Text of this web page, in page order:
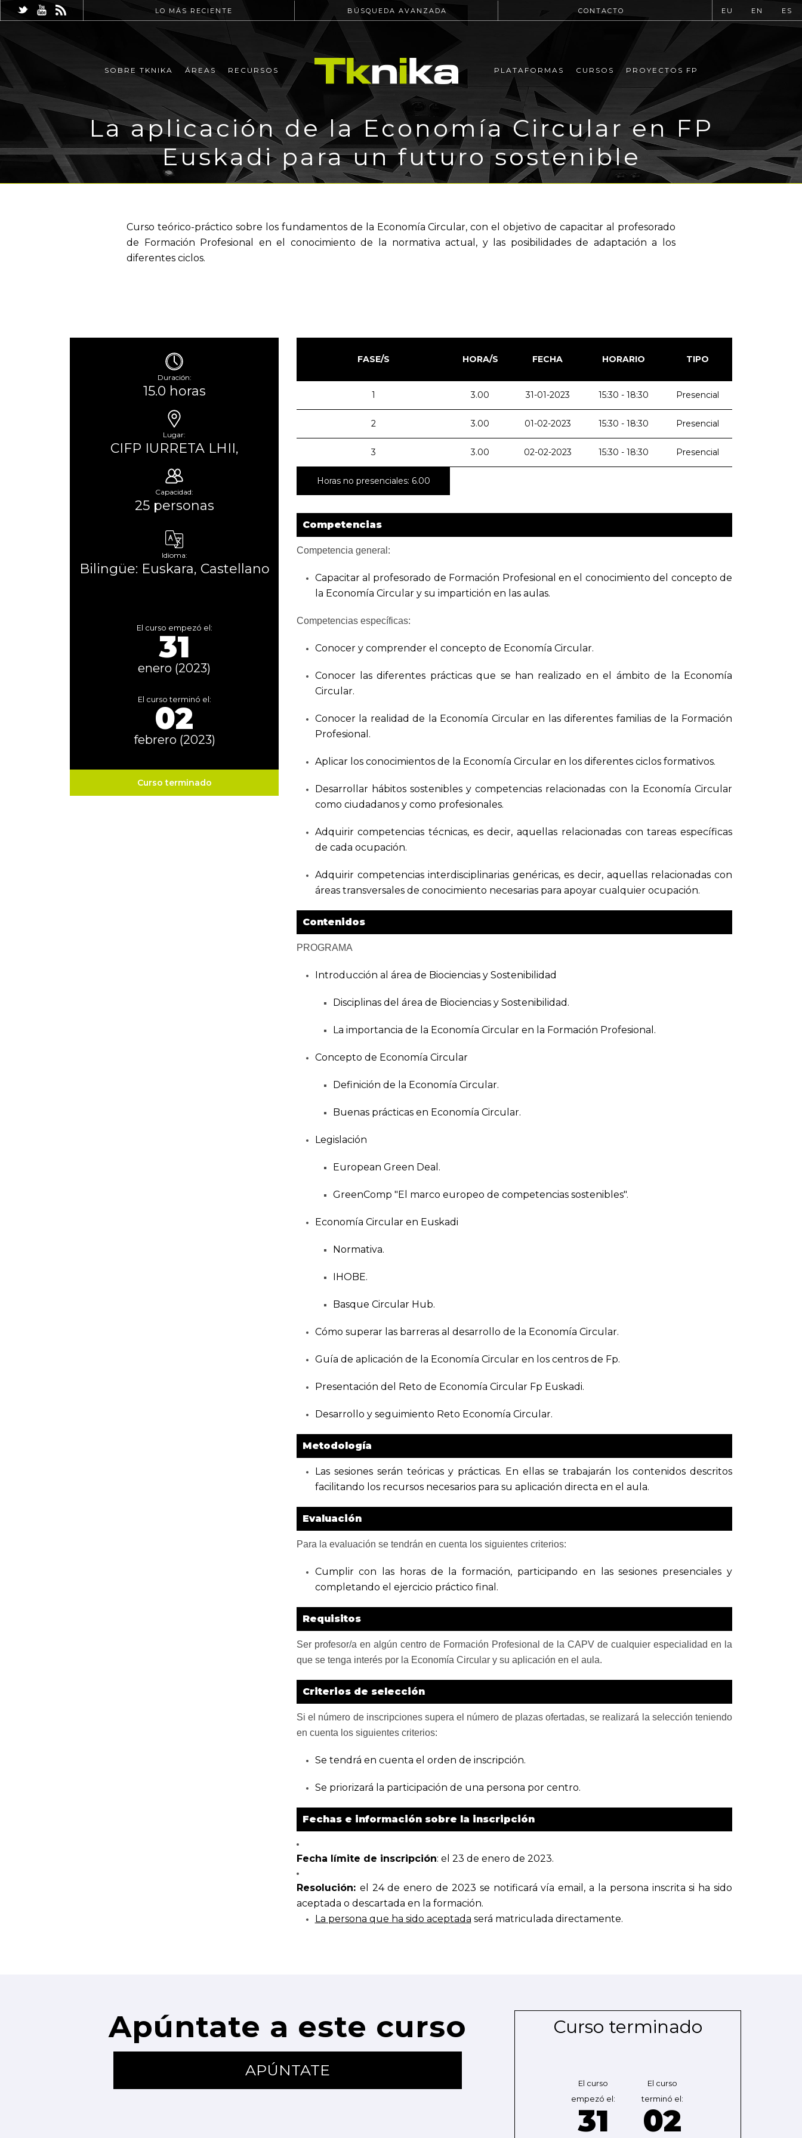
LO MÁS RECIENTE BÚSQUEDA AVANZADA CONTACTO EU EN ES
SOBRE TKNIKA ÁREAS RECURSOS PLATAFORMAS CURSOS PROYECTOS FP
La aplicación de la Economía Circular en FP
Euskadi para un futuro sostenible
Curso teórico-práctico sobre los fundamentos de la Economía Circular, con el objetivo de capacitar al profesorado
de Formación Profesional en el conocimiento de la normativa actual, y las posibilidades de adaptación a los
diferentes ciclos.
Duración:
15.0 horas
Lugar:
CIFP IURRETA LHII,
Capacidad:
25 personas
Idioma:
Bilingüe: Euskara, Castellano
El curso empezó el:
31
enero (2023)
El curso terminó el:
02
febrero (2023)
Curso terminado
FASE/S HORA/S FECHA HORARIO TIPO
1 3.00 31-01-2023 15:30 - 18:30 Presencial
2 3.00 01-02-2023 15:30 - 18:30 Presencial
3 3.00 02-02-2023 15:30 - 18:30 Presencial
Horas no presenciales: 6.00
Competencias
Competencia general:
Capacitar al profesorado de Formación Profesional en el conocimiento del concepto de
la Economía Circular y su impartición en las aulas.
Competencias específicas:
Conocer y comprender el concepto de Economía Circular.
Conocer las diferentes prácticas que se han realizado en el ámbito de la Economía
Circular.
Conocer la realidad de la Economía Circular en las diferentes familias de la Formación
Profesional.
Aplicar los conocimientos de la Economía Circular en los diferentes ciclos formativos.
Desarrollar hábitos sostenibles y competencias relacionadas con la Economía Circular
como ciudadanos y como profesionales.
Adquirir competencias técnicas, es decir, aquellas relacionadas con tareas específicas
de cada ocupación.
Adquirir competencias interdisciplinarias genéricas, es decir, aquellas relacionadas con
áreas transversales de conocimiento necesarias para apoyar cualquier ocupación.
Contenidos
PROGRAMA
Introducción al área de Biociencias y Sostenibilidad
Disciplinas del área de Biociencias y Sostenibilidad.
La importancia de la Economía Circular en la Formación Profesional.
Concepto de Economía Circular
Definición de la Economía Circular.
Buenas prácticas en Economía Circular.
Legislación
European Green Deal.
GreenComp "El marco europeo de competencias sostenibles".
Economía Circular en Euskadi
Normativa.
IHOBE.
Basque Circular Hub.
Cómo superar las barreras al desarrollo de la Economía Circular.
Guía de aplicación de la Economía Circular en los centros de Fp.
Presentación del Reto de Economía Circular Fp Euskadi.
Desarrollo y seguimiento Reto Economía Circular.
Metodología
Las sesiones serán teóricas y prácticas. En ellas se trabajarán los contenidos descritos
facilitando los recursos necesarios para su aplicación directa en el aula.
Evaluación
Para la evaluación se tendrán en cuenta los siguientes criterios:
Cumplir con las horas de la formación, participando en las sesiones presenciales y
completando el ejercicio práctico final.
Requisitos
Ser profesor/a en algún centro de Formación Profesional de la CAPV de cualquier especialidad en la
que se tenga interés por la Economía Circular y su aplicación en el aula.
Criterios de selección
Si el número de inscripciones supera el número de plazas ofertadas, se realizará la selección teniendo
en cuenta los siguientes criterios:
Se tendrá en cuenta el orden de inscripción.
Se priorizará la participación de una persona por centro.
Fechas e información sobre la inscripción
Fecha límite de inscripción: el 23 de enero de 2023.
Resolución: el 24 de enero de 2023 se notificará vía email, a la persona inscrita si ha sido
aceptada o descartada en la formación.
La persona que ha sido aceptada será matriculada directamente.
Apúntate a este curso
APÚNTATE
Curso terminado
El curso
empezó el:
31
El curso
terminó el:
02